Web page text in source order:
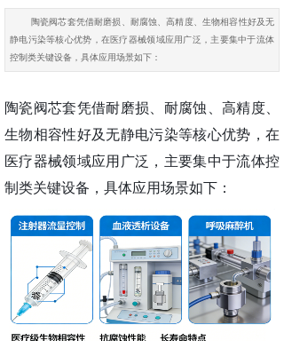
陶瓷阀芯套凭借耐磨损、耐腐蚀、高精度、生物相容性好及无
静电污染等核心优势，在医疗器械领域应用广泛，主要集中于流体
控制类关键设备，具体应用场景如下：
陶瓷阀芯套凭借耐磨损、耐腐蚀、高精度、
生物相容性好及无静电污染等核心优势，在
医疗器械领域应用广泛，主要集中于流体控
制类关键设备，具体应用场景如下：